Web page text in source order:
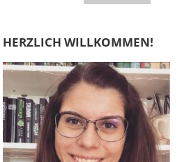
HERZLICH WILLKOMMEN!